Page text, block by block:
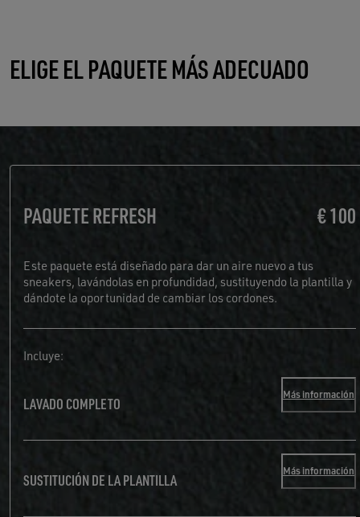
ELIGE EL PAQUETE MÁS ADECUADO
PAQUETE REFRESH € 100
Este paquete está diseñado para dar un aire nuevo a tus
sneakers, lavándolas en profundidad, sustituyendo la plantilla y
dándote la oportunidad de cambiar los cordones.
Incluye:
LAVADO COMPLETO Más información
SUSTITUCIÓN DE LA PLANTILLA Más información